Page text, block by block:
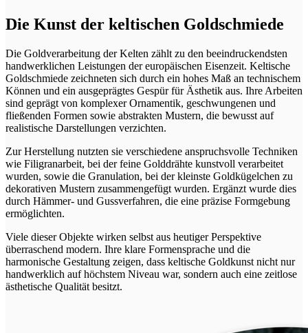
Die Kunst der keltischen Goldschmiede
Die Goldverarbeitung der Kelten zählt zu den beeindruckendsten
handwerklichen Leistungen der europäischen Eisenzeit. Keltische
Goldschmiede zeichneten sich durch ein hohes Maß an technischem
Können und ein ausgeprägtes Gespür für Ästhetik aus. Ihre Arbeiten
sind geprägt von komplexer Ornamentik, geschwungenen und
fließenden Formen sowie abstrakten Mustern, die bewusst auf
realistische Darstellungen verzichten.
Zur Herstellung nutzten sie verschiedene anspruchsvolle Techniken
wie Filigranarbeit, bei der feine Golddrähte kunstvoll verarbeitet
wurden, sowie die Granulation, bei der kleinste Goldkügelchen zu
dekorativen Mustern zusammengefügt wurden. Ergänzt wurde dies
durch Hämmer- und Gussverfahren, die eine präzise Formgebung
ermöglichten.
Viele dieser Objekte wirken selbst aus heutiger Perspektive
überraschend modern. Ihre klare Formensprache und die
harmonische Gestaltung zeigen, dass keltische Goldkunst nicht nur
handwerklich auf höchstem Niveau war, sondern auch eine zeitlose
ästhetische Qualität besitzt.